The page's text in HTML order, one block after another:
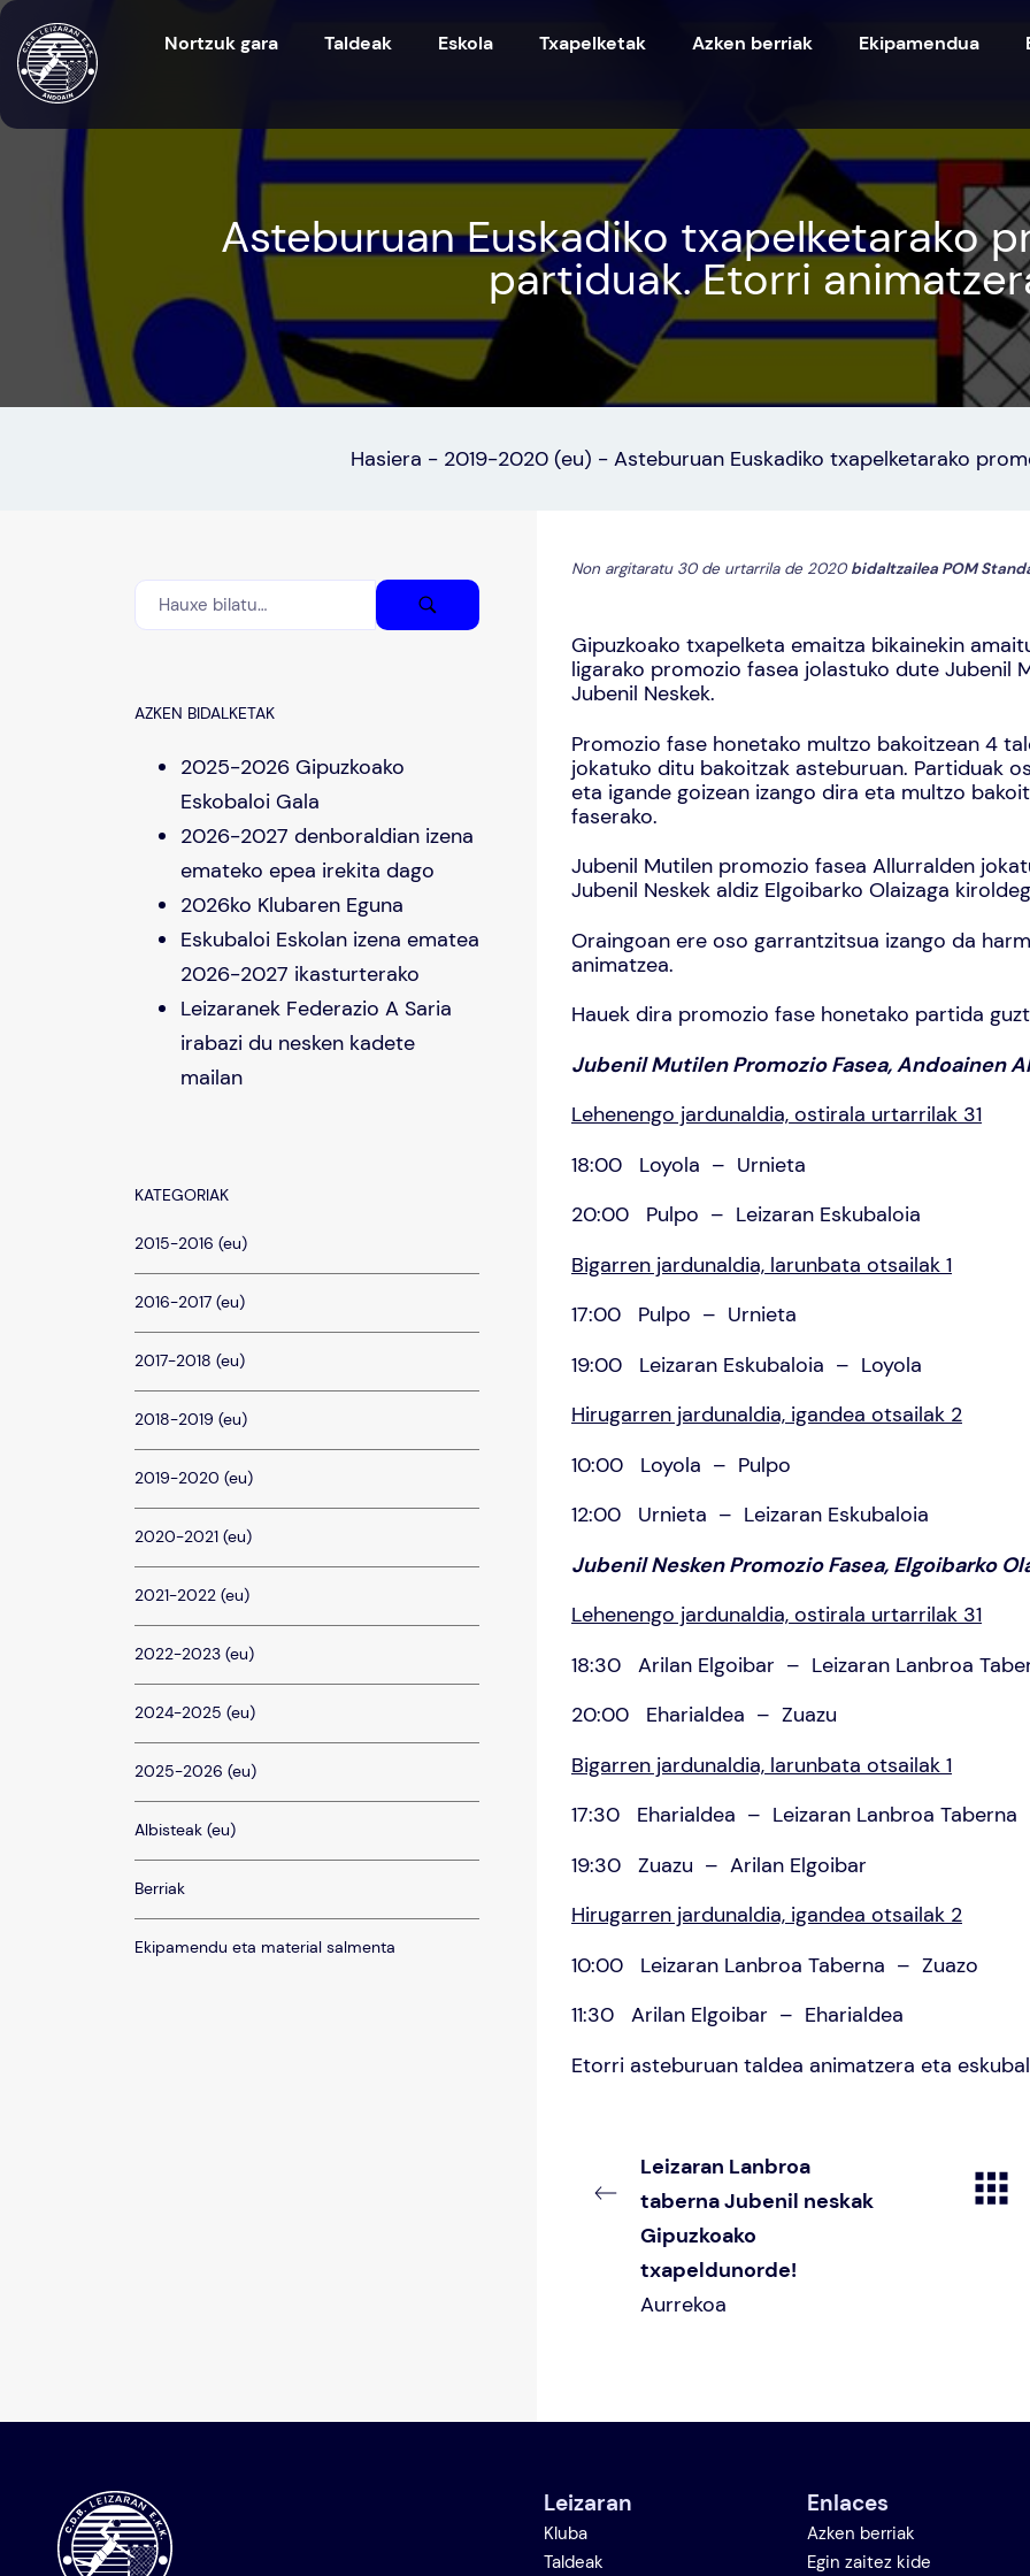
Nortzuk gara Taldeak Eskola Txapelketak Azken berriak Ekipamendua
Asteburuan Euskadiko txapelketarako
partiduak. Etorri
Hasiera - 2019-2020 (eu) - Asteburuan Euskadiko txapelketarako
Non argitaratu 30 de urtarrila de 2020 bidaltzailea POM
Gipuzkoako txapelketa emaitza bikainekin
ligarako promozio fasea jolastuko dute Jubenil
Jubenil Neskek.
Promozio fase honetako multzo bakoitzean 4
jokatuko ditu bakoitzak asteburuan. Partiduak
eta igande goizean izango dira eta multzo
faserako.
Jubenil Mutilen promozio fasea Allurralden
Jubenil Neskek aldiz Elgoibarko Olaizaga
Oraingoan ere oso garrantzitsua izango da
animatzea.
Hauek dira promozio fase honetako partida
Jubenil Mutilen Promozio Fasea, Andoainen
Lehenengo jardunaldia, ostirala urtarrilak 31
18:00 Loyola – Urnieta
20:00 Pulpo – Leizaran Eskubaloia
Bigarren jardunaldia, larunbata otsailak 1
17:00 Pulpo – Urnieta
19:00 Leizaran Eskubaloia – Loyola
Hirugarren jardunaldia, igandea otsailak 2
10:00 Loyola – Pulpo
12:00 Urnieta – Leizaran Eskubaloia
Jubenil Nesken Promozio Fasea, Elgoibarko
Lehenengo jardunaldia, ostirala urtarrilak 31
18:30 Arilan Elgoibar – Leizaran Lanbroa
20:00 Eharialdea – Zuazu
Bigarren jardunaldia, larunbata otsailak 1
17:30 Eharialdea – Leizaran Lanbroa Taberna
19:30 Zuazu – Arilan Elgoibar
Hirugarren jardunaldia, igandea otsailak 2
10:00 Leizaran Lanbroa Taberna – Zuazo
11:30 Arilan Elgoibar – Eharialdea
Etorri asteburuan taldea animatzera eta
Leizaran Lanbroa
taberna Jubenil neskak
Gipuzkoako
txapeldunorde!
Aurrekoa
AZKEN BIDALKETAK
2025-2026 Gipuzkoako
Eskobaloi Gala
2026-2027 denboraldian izena
emateko epea irekita dago
2026ko Klubaren Eguna
Eskubaloi Eskolan izena ematea
2026-2027 ikasturterako
Leizaranek Federazio A Saria
irabazi du nesken kadete
mailan
KATEGORIAK
2015-2016 (eu)
2016-2017 (eu)
2017-2018 (eu)
2018-2019 (eu)
2019-2020 (eu)
2020-2021 (eu)
2021-2022 (eu)
2022-2023 (eu)
2024-2025 (eu)
2025-2026 (eu)
Albisteak (eu)
Berriak
Ekipamendu eta material salmenta
Leizaran
Kluba
Taldeak
Enlaces
Azken berriak
Egin zaitez kide